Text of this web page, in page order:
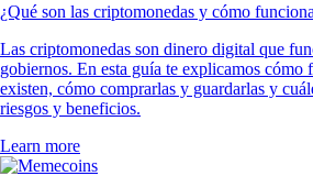
¿Qué son las criptomonedas y cómo
Las criptomonedas son dinero digital que
gobiernos. En esta guía te explicamos cómo
existen, cómo comprarlas y guardarlas y
riesgos y beneficios.
Learn more